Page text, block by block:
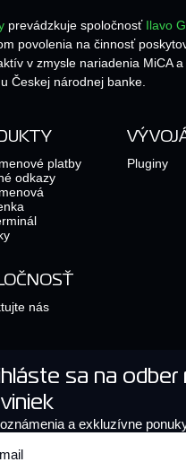
prevádzkuje spoločnosť Ilavo
povolenia na činnosť
v zmysle nariadenia MiCA
Českej národnej banke.
platby
odkazy
Pluginy
nás
sa na odber
a exkluzívne